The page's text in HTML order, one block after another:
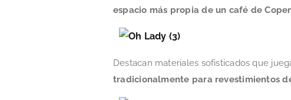
espacio más propia de un café de
Destacan materiales sofisticados que
tradicionalmente para revestimientos